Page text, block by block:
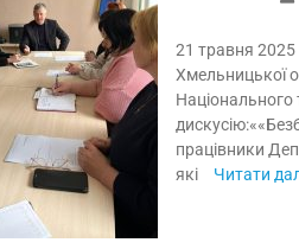
21 травня 2025
Хмельницької
Національного
працівники
які
Читати